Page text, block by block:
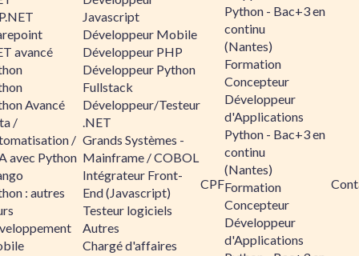
avancé
Avancé
/
/
avec Python
: autres
Javascript
Développeur Mobile
Développeur PHP
Développeur Python
Fullstack
Développeur/Testeur
.NET
Grands Systèmes -
Mainframe / COBOL
Intégrateur Front-
End (Javascript)
Testeur logiciels
Autres
Chargé d'affaires
CPF
Python - Bac+3 en
continu
(Nantes)
Formation
Concepteur
Développeur
d'Applications
Python - Bac+3 en
continu
(Nantes)
Formation
Concepteur
Développeur
d'Applications